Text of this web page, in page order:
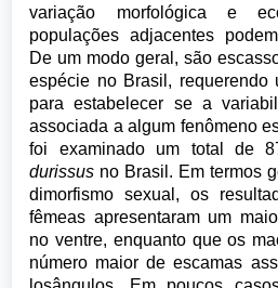
variação morfológica e
populações adjacentes
De um modo geral, são
espécie no Brasil, requerendo
para estabelecer se a
associada a algum fenômeno
foi examinado um total de
durissus no Brasil. Em termos
dimorfismo sexual, os
fêmeas apresentaram um
no ventre, enquanto que os
número maior de escamas